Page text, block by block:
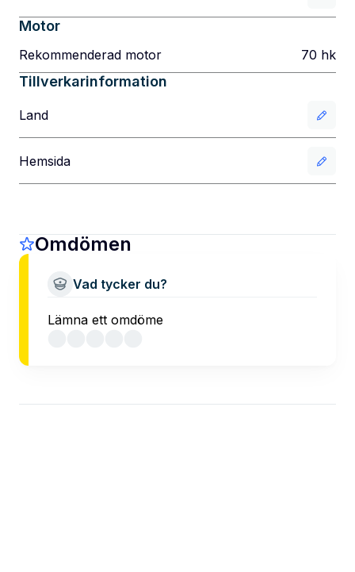
Motor
Rekommenderad motor 70 hk
Tillverkarinformation
Land
Hemsida
Omdömen
Vad tycker du?
Lämna ett omdöme